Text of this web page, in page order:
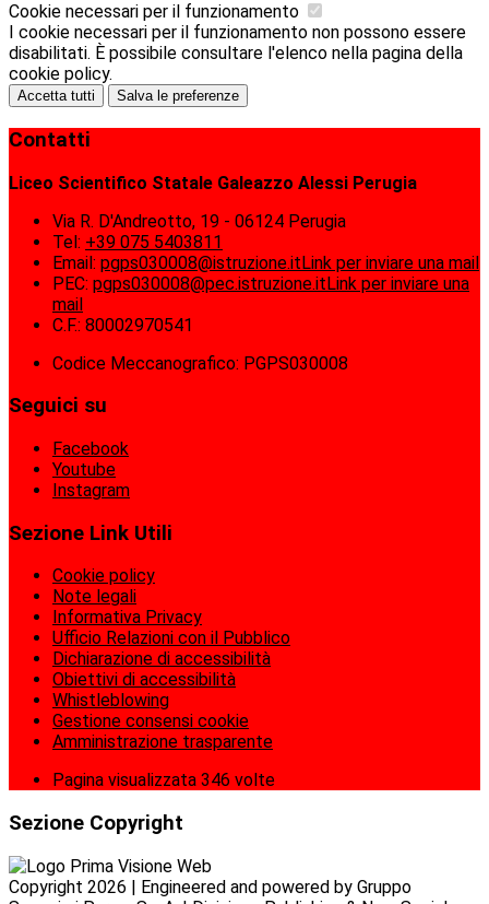
Cookie necessari per il funzionamento
I cookie necessari per il funzionamento non possono essere
disabilitati. È possibile consultare l'elenco nella pagina della
cookie policy.
Accetta tutti Salva le preferenze
Contatti
Liceo Scientifico Statale Galeazzo Alessi Perugia
Via R. D'Andreotto, 19 - 06124 Perugia
Tel: +39 075 5403811
Email: pgps030008@istruzione.itLink per inviare una mail
PEC: pgps030008@pec.istruzione.itLink per inviare una
mail
C.F.: 80002970541
Codice Meccanografico: PGPS030008
Seguici su
Facebook
Youtube
Instagram
Sezione Link Utili
Cookie policy
Note legali
Informativa Privacy
Ufficio Relazioni con il Pubblico
Dichiarazione di accessibilità
Obiettivi di accessibilità
Whistleblowing
Gestione consensi cookie
Amministrazione trasparente
Pagina visualizzata 346 volte
Sezione Copyright
Copyright 2026 | Engineered and powered by Gruppo